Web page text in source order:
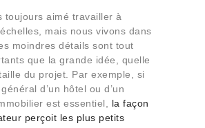
toujours aimé travailler à
mais nous vivons dans
moindres détails sont tout
que la grande idée, quelle
du projet. Par exemple, si
d’un hôtel ou d’un
est essentiel, la façon
perçoit les plus petits